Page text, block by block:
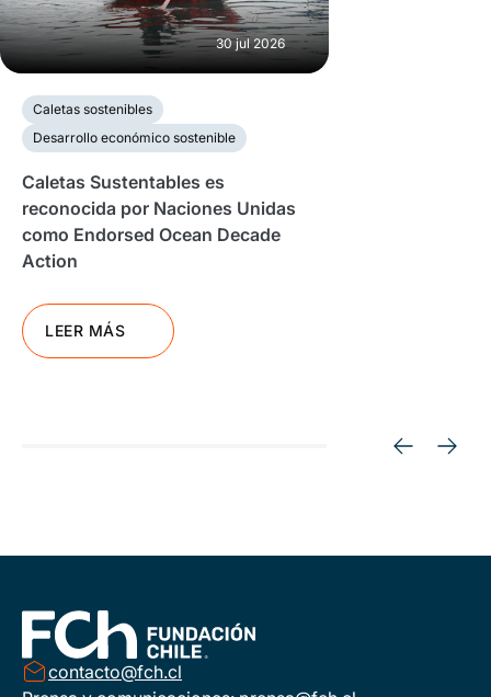
30 jul 2026
Caletas sostenibles
Desarrollo económico sostenible
Caletas Sustentables es
reconocida por Naciones Unidas
como Endorsed Ocean Decade
Action
LEER MÁS
contacto@fch.cl